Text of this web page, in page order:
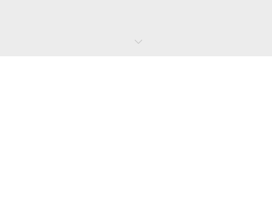
ESD skříně chrání uskladněnou elektroniku tím, že umožňují